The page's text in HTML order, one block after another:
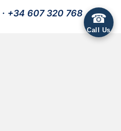
· +34 607 320 768 ☎
Call Us